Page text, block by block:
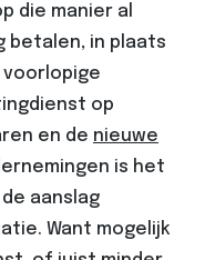
die manier al
betalen, in plaats
voorlopige
op
en de nieuwe
is het
aanslag
Want mogelijk